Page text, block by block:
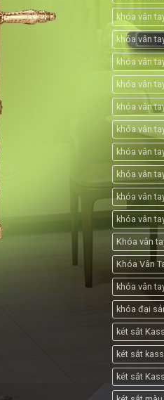
khóa vân
khóa vân
khóa vân
khóa vân
khóa vân
khóa vân
khóa vân
khóa vân
khóa vân
khóa vân
Khóa vân
Khóa Vân
khóa vân
khóa đại
két sắt
két sắt
két sắt